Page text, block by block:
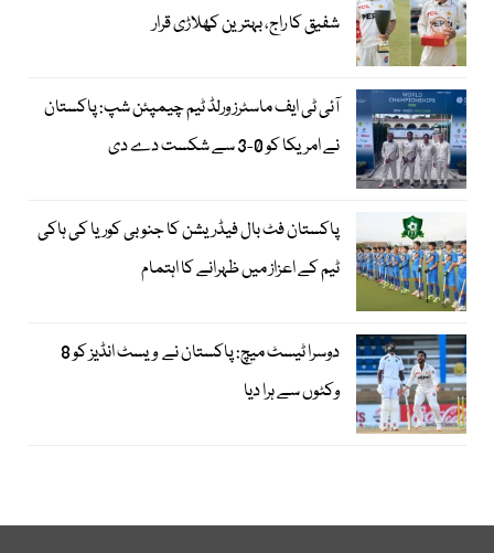
شفیق کا راج، بہترین کھلاڑی قرار
آئی ٹی ایف ماسٹرز ورلڈ ٹیم چیمپئن شپ: پاکستان
نے امریکا کو 0-3 سے شکست دے دی
پاکستان فٹ بال فیڈریشن کا جنوبی کوریا کی ہاکی
ٹیم کے اعزاز میں ظہرانے کا اہتمام
دوسرا ٹیسٹ میچ: پاکستان نے ویسٹ انڈیز کو 8
وکٹوں سے ہرا دیا